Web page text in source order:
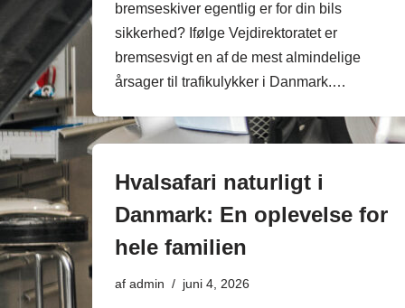
bremseskiver egentlig er for din bils
sikkerhed? Ifølge Vejdirektoratet er
bremsesvigt en af de mest almindelige
årsager til trafikulykker i Danmark.…
Hvalsafari naturligt i
Danmark: En oplevelse for
hele familien
af admin juni 4, 2026